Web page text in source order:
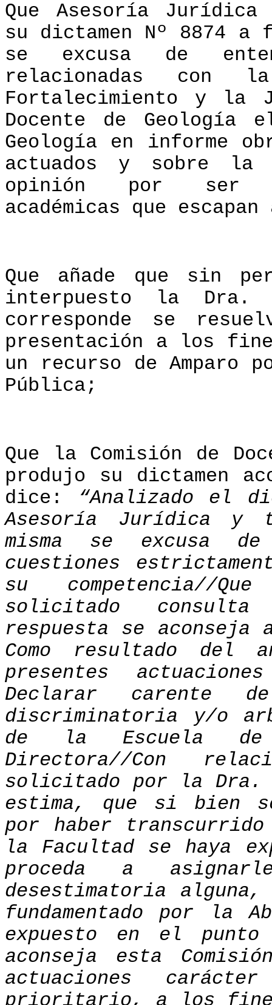
Que Asesoría
su dictamen Nº 8874
se excusa de
relacionadas con
Fortalecimiento y la
Docente de Geología
Geología en informe
actuados y sobre
opinión por ser
académicas que
Que añade que sin
interpuesto la Dra.
corresponde se
presentación a los
un recurso de Amparo
Pública;
Que la Comisión de
produjo su dictamen
dice:
“Analizado el
Asesoría Jurídica y
misma se excusa
cuestiones
su competencia//
solicitado
respuesta se aconseja
Como resultado del
presentes
Declarar carente
discriminatoria y/o
de la Escuela de
Directora//Con
solicitado por la Dra.
estima, que si bien
por haber
la Facultad se haya
proceda a
desestimatoria
fundamentado por la
expuesto en el punto
aconseja esta
actuaciones